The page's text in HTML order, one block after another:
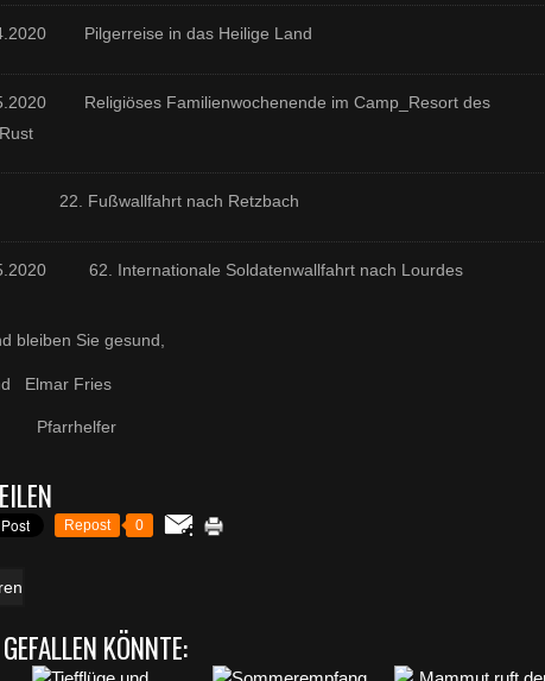
Pilgerreise in das Heilige Land
Religiöses Familienwochenende im Camp_Resort des
22. Fußwallfahrt nach Retzbach
62. Internationale Soldatenwallfahrt nach Lourdes
bleiben Sie gesund,
Elmar Fries
Repost 0
KÖNNTE: